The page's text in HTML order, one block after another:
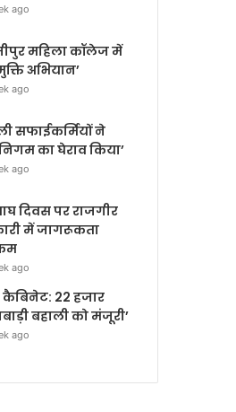
ago
महिला कॉलेज में
अभियान’
ago
सफाईकर्मियों ने
का घेराव किया’
ago
दिवस पर राजगीर
में जागरूकता
ago
कैबिनेट: 22 हजार
बहाली को मंजूरी’
ago